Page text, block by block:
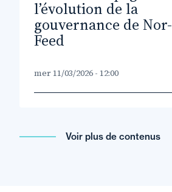
l’évolution de la
gouvernance de Nor-
Feed
mer 11/03/2026 - 12:00
Voir plus de contenus